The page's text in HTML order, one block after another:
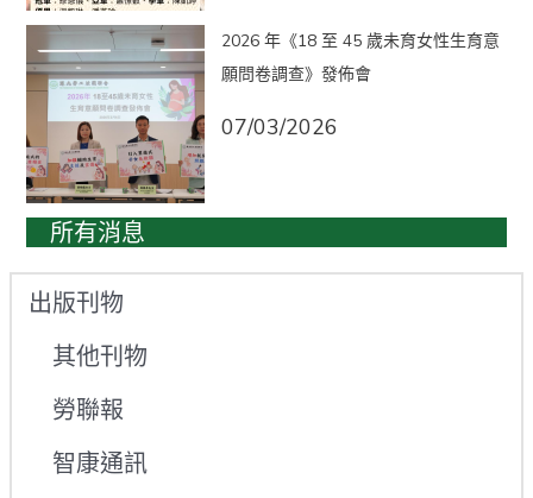
2026 年《18 至 45 歲未育女性生育意
願問卷調查》發佈會
07/03/2026
所有消息
出版刊物
其他刊物
勞聯報
智康通訊